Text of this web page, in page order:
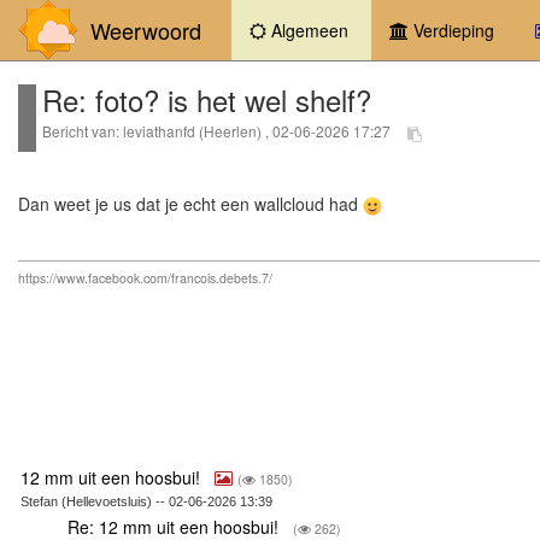
Weerwoord Algemeen (current)Verdieping
Re: foto? is het wel shelf?
Bericht van: leviathanfd (Heerlen) , 02-06-2026 17:27
Dan weet je us dat je echt een wallcloud had
https://www.facebook.com/francois.debets.7/
12 mm uit een hoosbui! ( 1850)
Stefan (Hellevoetsluis) -- 02-06-2026 13:39
Re: 12 mm uit een hoosbui! ( 262)